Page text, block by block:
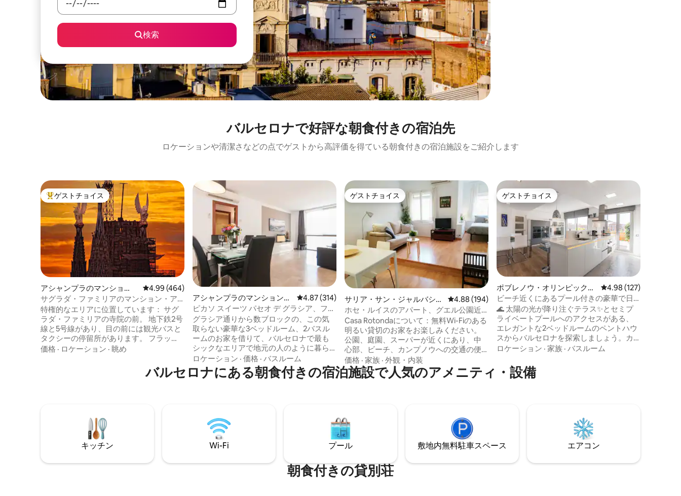
検索
バルセロナで好評な朝食付きの宿泊先
ロケーションや清潔さなどの点でゲストから高評価を得ている朝食付きの宿泊施設をご紹介します
大好評のゲストチョイスです。
ゲストチョイス
アシャンプラのマンショ
ン・アパート
レビュー464件、5つ星中4.99つ星の平均評価
4.99 (464)
サグラダ・ファミリアのマンション・ア
パート 「コーナーフラット」、サ...
特権的なエリアに位置しています： サグ
ラダ・ファミリアの寺院の前。 地下鉄2号
線と5号線があり、目の前には観光バスと
タクシーの停留所があります。 フラッ
ト： ダブルベッド3台の寝室3部屋、バス
チンアイランドで構成された131平方メー
トルのアパートです。 アパートは軽さと
RIFE、PHILIPPE STARCKなどのデザイナ
ーが、エイシャンブレのグリッドにある
大きな窓を通して開かれ、投影される統
飾しています。 完璧な向きにより、バシ
価格 · ロケーション · 眺め
アシャンプラのマンション・
アパート
レビュー314件、5つ星中4.87つ星の平均評価
4.87 (314)
ピカソ スイーツ パセオ デ グラシア、ファ
ミリー アパートメント...
グラシア通りから数ブロックの、この気
取らない豪華な3ベッドルーム、2バスル
ームのお家を借りて、バルセロナで最も
シックなエリアで地元の人のように暮ら
しましょう。 目覚めると、バルセロナで
最も有名な建物の上に太陽が昇り、3階の
寝室の窓から穏やかに差し込んでいま
はソファベッドが1台あります。 バスルー
ー？なぜ自分自身を制限するのですか？
あります。1つはバスタブ、もう1つはウォ
ークインレインシャワーです。 キッチン/
ロケーション · 価格 · バスルーム
ゲストチョイス
ゲストチョイス
サリア・サン・ジャルバシ区
のマンション・アパート
レビュー194件、5つ星中4.88つ星の平均評価
4.88 (194)
ホセ・ルイスのアパート、グエル公園近
く、Casa Ro...
Casa Rotondaについて：無料Wi-Fiのある
明るい貸切のお家をお楽しみください。
公園、庭園、スーパーが近くにあり、中
心部、ビーチ、カンプノウへの交通の便
も良い絶好のロケーションです！ マンシ
ョン・アパートには以下のものが含まれ
ます： - リビングルームにエアコン - コー
は、冷蔵庫に入ったバターとジャムのパ
ック、コーヒー、紅茶、ジュース、水、
フルーツ、ブリオッシュパンが含まれま
す。 アパート全体、ツインベッドの寝室1
ソファ、ダイニングテーブルのあるリビ
ングルームをまるごと独り占めできま
価格 · 家族 · 外観・内装
ゲストチョイス
ゲストチョイス
ポブレノウ・オリンピック村
のコンドミニアム
レビュー127件、5つ
4.98 (127)
ビーチ近くにあるプール付きの豪華で日
当たりの良いペントハウス
🌊 太陽の光が降り注ぐテラス✨とセミプ
ライベートプールへのアクセスがある、
エレガントな2ベッドルームのペントハウ
スからバルセロナを探索しましょう。カ
ップルに最適なこのアパートは、ビーチ
います。 室内は明るくスタイリッシュな
インテリアで、自宅のようにくつろげる
ビングエリアでくつろいだりしましょ
う。 ホストのmsinnoより
ロケーション · 家族 · バスルーム
バルセロナにある朝食付きの宿泊施設で人気のアメニティ・設備
キッチン Wi-Fi プール 敷地内無料駐⁠車ス⁠ペ⁠ー⁠ス エアコン
朝食付きの貸別荘